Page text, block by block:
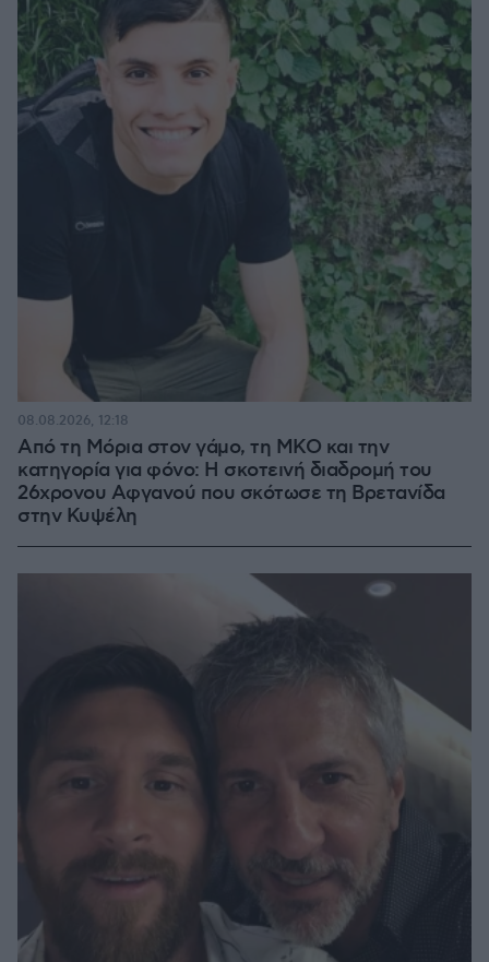
Από τη Μόρια στον γάμο, τη ΜΚΟ και την
κατηγορία για φόνο: Η σκοτεινή διαδρομή του
26χρονου Αφγανού που σκότωσε τη Βρετανίδα
στην Κυψέλη
08.08.2026, 12:18